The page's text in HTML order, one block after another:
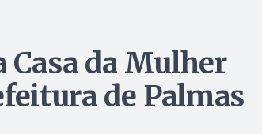
Casa da Mulher
de Palmas